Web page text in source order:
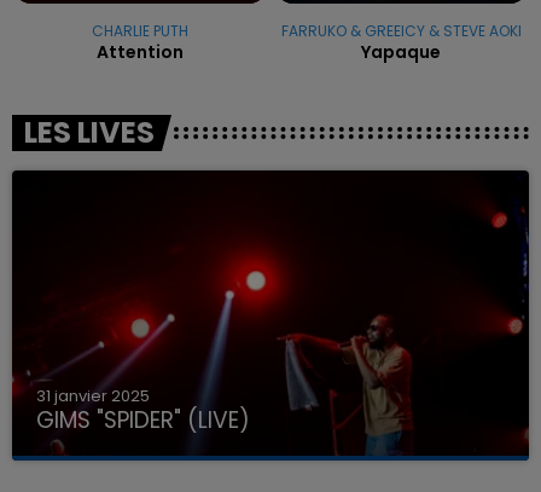
CHARLIE PUTH
Attention
FARRUKO & GREEICY & STEVE AOKI
Yapaque
LES LIVES
31 janvier 2025
GIMS "SPIDER" (LIVE)